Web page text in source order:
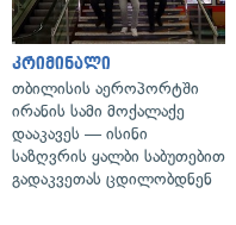
კრიმინალი
თბილისის აეროპორტში
ირანის სამი მოქალაქე
დააკავეს — ისინი
საზღვრის ყალბი საბუთებით
გადაკვეთას ცდილობდნენ